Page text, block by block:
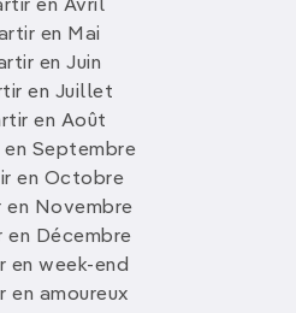
en Avril
en Mai
en Juin
en Juillet
en Août
Septembre
en Octobre
en Novembre
en Décembre
en week-end
en amoureux